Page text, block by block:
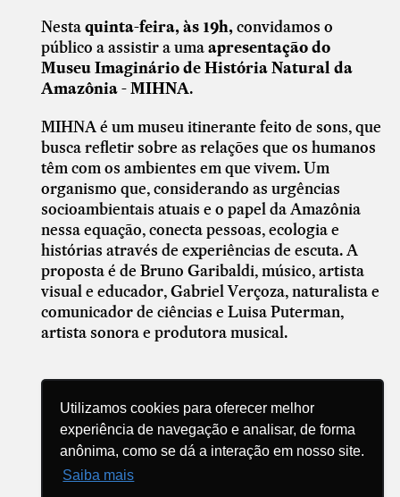
Utilizamos cookies para oferecer melhor
experiência de navegação e analisar, de forma
anônima, como se dá a interação em nosso site.
Saiba mais
Nestaquinta-feira, às 19h,convidamos o
público a assistir a umaapresentação do
Museu Imaginário de História Natural da
Amazônia - MIHNA.
MIHNA é um museu itinerante feito de sons, que
busca refletir sobre as relações que os humanos
têm com os ambientes em que vivem. Um
organismo que, considerando as urgências
socioambientais atuais e o papel da Amazônia
nessa equação, conecta pessoas, ecologia e
histórias através de experiências de escuta. A
proposta é de Bruno Garibaldi, músico, artista
visual e educador, Gabriel Verçoza, naturalista e
comunicador de ciências e Luisa Puterman,
artista sonora e produtora musical.
Compartilhe